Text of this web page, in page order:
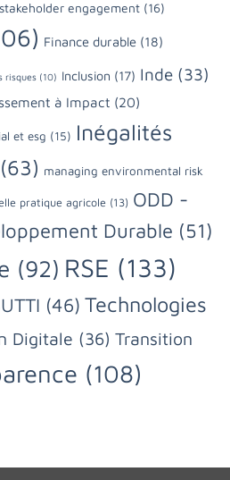
engagement (16)
Finance durable (18)
risques (10) Inclusion (17) Inde (33)
à Impact (20)
et esg (15) Inégalités
(63) managing environmental risk
pratique agricole (13) ODD -
Durable (51)
(92) RSE (133)
(46) Technologies
Digitale (36) Transition
(108)